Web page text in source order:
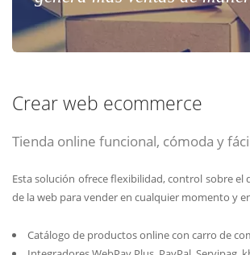
Crear web ecommerce
Tienda online funcional, cómoda y
Esta solución ofrece flexibilidad, control sobre el
de la web para vender en cualquier momento y
Catálogo de productos online con carro de